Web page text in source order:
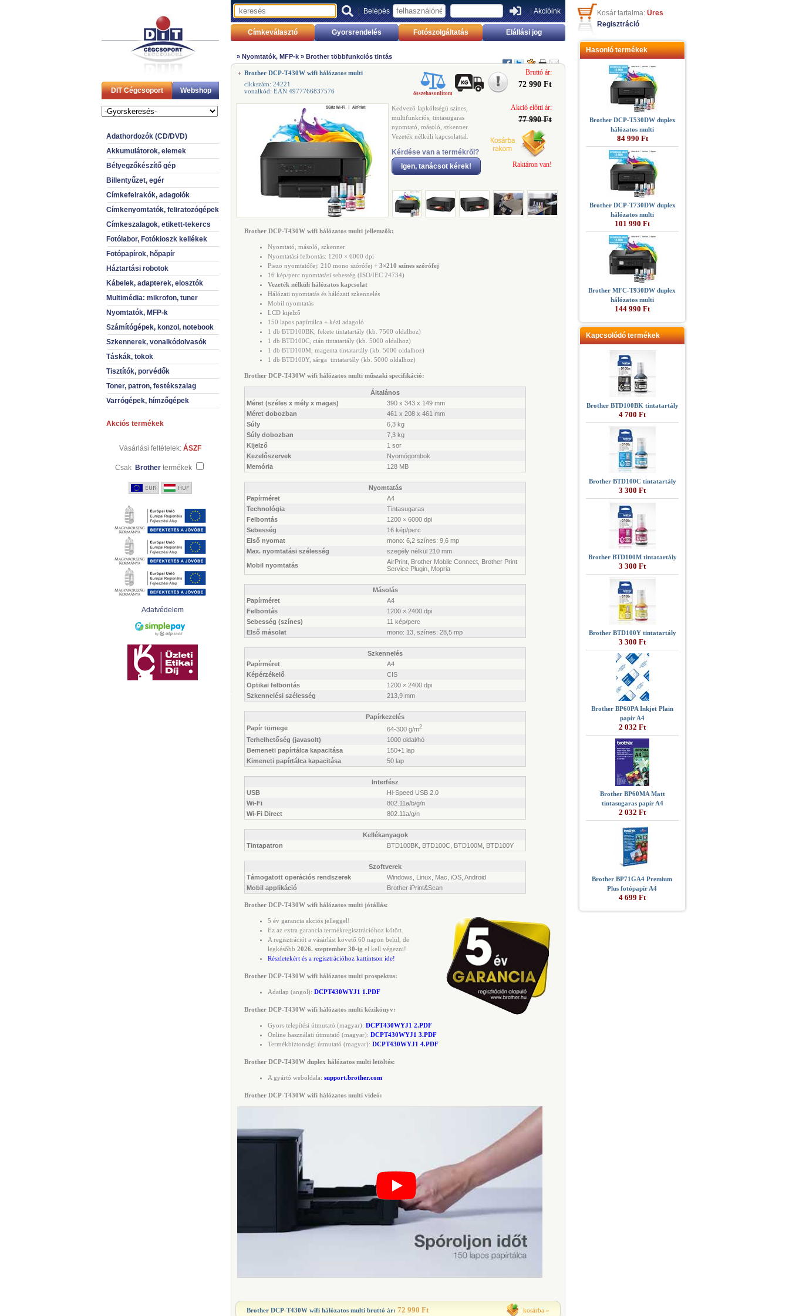
DIT Cégcsoport Webshop
Adathordozók (CD/DVD)
Akkumulátorok, elemek
Bélyegzőkészítő gép
Billentyűzet, egér
Címkefelrakók, adagolók
Címkenyomtatók, feliratozógépek
Címkeszalagok, etikett-tekercs
Fotólabor, Fotókioszk kellékek
Fotópapírok, hőpapír
Háztartási robotok
Kábelek, adapterek, elosztók
Multimédia: mikrofon, tuner
Nyomtatók, MFP-k
Számítógépek, konzol, notebook
Szkennerek, vonalkódolvasók
Táskák, tokok
Tisztítók, porvédők
Toner, patron, festékszalag
Varrógépek, hímzőgépek
Akciós termékek
Vásárlási feltételek: ÁSZF
Csak Brother termékek
Adatvédelem
|Belépés |Akcióink
Címkeválasztó Gyorsrendelés Fotószolgáltatás Elállási jog
» Nyomtatók, MFP-k » Brother többfunkciós tintás
Brother DCP-T430W wifi hálózatos multi
cikkszám: 24221
vonalkód: EAN 4977766837576
összehasonlítom
Bruttó ár:
72 990 Ft
Kedvező lapköltségű színes,
multifunkciós, tintasugaras
nyomtató, másoló, szkenner.
Vezeték nélküli kapcsolattal.
Kérdése van a termékrõl?
Igen, tanácsot kérek!
Akció előtti ár:
77 990 Ft
Raktáron van!
Brother DCP-T430W wifi hálózatos multi jellemzők:
Nyomtató, másoló, szkenner
Nyomtatási felbontás: 1200 × 6000 dpi
Piezo nyomtatófej: 210 mono szórófej + 3×210 színes szórófej
16 kép/perc nyomtatási sebesség (ISO/IEC 24734)
Vezeték nélküli hálózatos kapcsolat
Hálózati nyomtatás és hálózati szkennelés
Mobil nyomtatás
LCD kijelző
150 lapos papírtálca + kézi adagoló
1 db BTD100BK, fekete tintatartály (kb. 7500 oldalhoz)
1 db BTD100C, cián tintatartály (kb. 5000 oldalhoz)
1 db BTD100M, magenta tintatartály (kb. 5000 oldalhoz)
1 db BTD100Y, sárga tintatartály (kb. 5000 oldalhoz)
Brother DCP-T430W wifi hálózatos multi műszaki specifikáció:
Általános
Méret (széles x mély x magas)
390 x 343 x 149 mm
Méret dobozban
461 x 208 x 461 mm
Súly
6,3 kg
Súly dobozban
7,3 kg
Kijelző
1 sor
Kezelőszervek
Nyomógombok
Memória
128 MB
Nyomtatás
Papírméret
A4
Technológia
Tintasugaras
Felbontás
1200 × 6000 dpi
Sebesség
16 kép/perc
Első nyomat
mono: 6,2 színes: 9,6 mp
Max. nyomtatási szélesség
szegély nélkül 210 mm
Mobil nyomtatás
AirPrint, Brother Mobile Connect, Brother Print
Service Plugin, Mopria
Másolás
Papírméret
A4
Felbontás
1200 × 2400 dpi
Sebesség (színes)
11 kép/perc
Első másolat
mono: 13, színes: 28,5 mp
Szkennelés
Papírméret
A4
Képérzékelő
CIS
Optikai felbontás
1200 × 2400 dpi
Szkennelési szélesség
213,9 mm
Papírkezelés
Papír tömege
64-300 g/m2
Terhelhetőség (javasolt)
1000 oldal/hó
Bemeneti papírtálca kapacitása
150+1 lap
Kimeneti papírtálca kapacitása
50 lap
Interfész
USB
Hi-Speed USB 2.0
Wi-Fi
802.11a/b/g/n
Wi-Fi Direct
802.11a/g/n
Kellékanyagok
Tintapatron
BTD100BK, BTD100C, BTD100M, BTD100Y
Szoftverek
Támogatott operációs rendszerek
Windows, Linux, Mac, iOS, Android
Mobil applikáció
Brother iPrint&Scan
Brother DCP-T430W wifi hálózatos multi jótállás:
5 év garancia akciós jelleggel!
Ez az extra garancia termékregisztrációhoz kötött.
A regisztrációt a vásárlást követő 60 napon belül, de
legkésőbb 2026. szeptember 30-ig el kell végezni!
Részletekért és a regisztrációhoz kattintson ide!
Brother DCP-T430W wifi hálózatos multi prospektus:
Adatlap (angol): DCPT430WYJ1 1.PDF
Brother DCP-T430W wifi hálózatos multi kézikönyv:
Gyors telepítési útmutató (magyar): DCPT430WYJ1 2.PDF
Online használati útmutató (magyar): DCPT430WYJ1 3.PDF
Termékbiztonsági útmutató (magyar): DCPT430WYJ1 4.PDF
Brother DCP-T430W duplex hálózatos multi letöltés:
A gyártó weboldala: support.brother.com
Brother DCP-T430W wifi hálózatos multi videó:
Brother DCP-T430W wifi hálózatos multi bruttó ár: 72 990 Ft kosárba »
Kosár tartalma: Üres
Regisztráció
Hasonló termékek
Brother DCP-T530DW duplex
hálózatos multi
84 990 Ft
Brother DCP-T730DW duplex
hálózatos multi
101 990 Ft
Brother MFC-T930DW duplex
hálózatos multi
144 990 Ft
Kapcsolódó termékek
Brother BTD100BK tintatartály
4 700 Ft
Brother BTD100C tintatartály
3 300 Ft
Brother BTD100M tintatartály
3 300 Ft
Brother BTD100Y tintatartály
3 300 Ft
Brother BP60PA Inkjet Plain
papír A4
2 032 Ft
Brother BP60MA Matt
tintasugaras papír A4
2 032 Ft
Brother BP71GA4 Premium
Plus fotópapír A4
4 699 Ft